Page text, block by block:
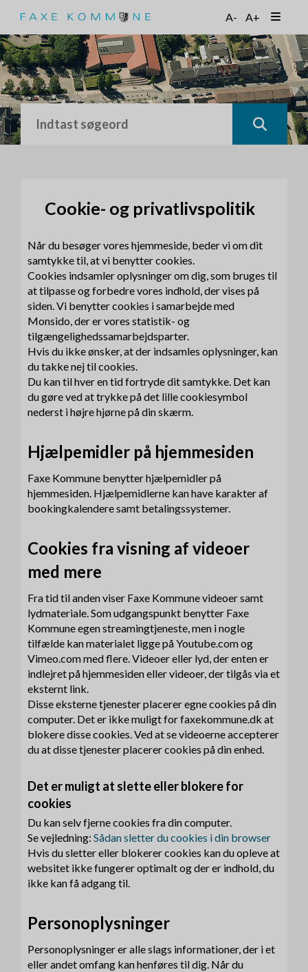
t
i
l
h
o
v
e
d
A- A+
Cookie- og privatlivspolitik
Når du besøger vores hjemmeside, beder vi om dit
samtykke til, at vi benytter cookies.
Cookies indsamler oplysninger om dig, som bruges til
at tilpasse og forbedre vores indhold, der vises på
siden. Vi benytter cookies i samarbejde med
Monsido, der er vores statistik- og
tilgængelighedssamarbejdsparter.
Hvis du ikke ønsker, at der indsamles oplysninger, kan
du takke nej til cookies.
Du kan til hver en tid fortryde dit samtykke. Det kan
du gøre ved at trykke på det lille cookiesymbol
nederst i højre hjørne på din skærm.
Hjælpemidler på hjemmesiden
Faxe Kommune benytter hjælpemidler på
hjemmesiden. Hjælpemidlerne kan have karakter af
bookingkalendere samt betalingssystemer.
Cookies fra visning af videoer
med mere
Fra tid til anden viser Faxe Kommune videoer samt
lydmateriale. Som udgangspunkt benytter Faxe
Kommune egen streamingtjeneste, men i nogle
tilfælde kan materialet ligge på Youtube.com og
Vimeo.com med flere. Videoer eller lyd, der enten er
indlejret på hjemmesiden eller videoer, der tilgås via et
eksternt link.
Disse eksterne tjenester placerer egne cookies på din
computer. Det er ikke muligt for faxekommune.dk at
blokere disse cookies. Ved at se videoerne accepterer
du at disse tjenester placerer cookies på din enhed.
Det er muligt at slette eller blokere for
cookies
Du kan selv fjerne cookies fra din computer.
Se vejledning: Sådan sletter du cookies i din browser
Hvis du sletter eller blokerer cookies kan du opleve at
websitet ikke fungerer optimalt og der er indhold, du
ikke kan få adgang til.
Personoplysninger
Personoplysninger er alle slags informationer, der i et
eller andet omfang kan henføres til dig. Når du